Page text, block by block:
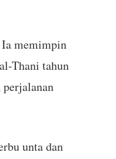
memimpin
Thani tahun
unta dan